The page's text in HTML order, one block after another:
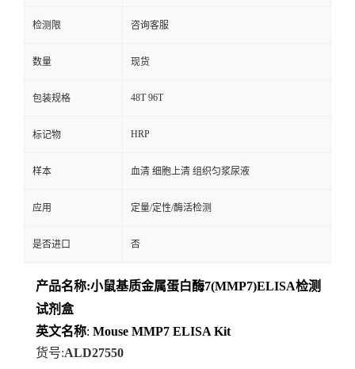
检测限 咨询客服
数量 现货
包装规格 48T 96T
标记物 HRP
样本 血清 细胞上清 组织匀浆尿液
应用 定量/定性/酶活检测
是否进口 否
产品名称:小鼠基质金属蛋白酶7(MMP7)ELISA检测
试剂盒
英文名称: Mouse MMP7 ELISA Kit
货号:ALD27550